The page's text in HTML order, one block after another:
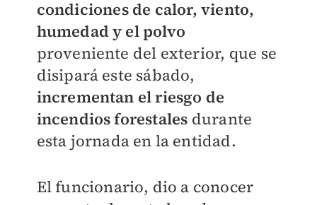
condiciones de calor, viento,
humedad y el polvo
proveniente del exterior, que se
disipará este sábado,
incrementan el riesgo de
incendios forestales durante
esta jornada en la entidad.
El funcionario, dio a conocer